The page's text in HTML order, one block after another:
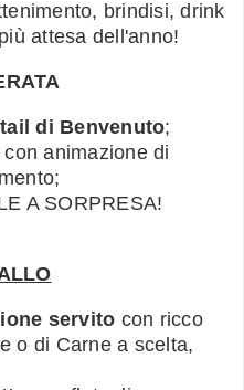
brindisi, drink
attesa dell'anno!
di Benvenuto;
animazione di
A SORPRESA!
servito con ricco
o di Carne a scelta,